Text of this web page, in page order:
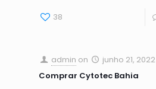
38
admin on
junho 21, 2022
Comprar Cytotec Bahia